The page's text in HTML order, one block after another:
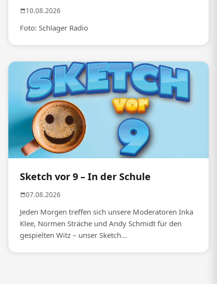
10.08.2026
Foto: Schlager Radio
Sketch vor 9 – In der Schule
07.08.2026
Jeden Morgen treffen sich unsere Moderatoren Inka
Klee, Normen Sträche und Andy Schmidt für den
gespielten Witz – unser Sketch...